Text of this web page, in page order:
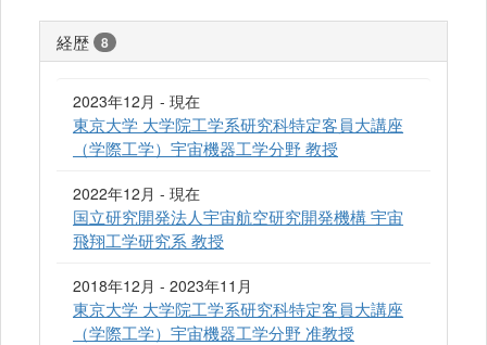
経歴 8
2023年12月 - 現在
東京大学 大学院工学系研究科特定客員大講座
（学際工学）宇宙機器工学分野 教授
2022年12月 - 現在
国立研究開発法人宇宙航空研究開発機構 宇宙
飛翔工学研究系 教授
2018年12月 - 2023年11月
東京大学 大学院工学系研究科特定客員大講座
（学際工学）宇宙機器工学分野 准教授